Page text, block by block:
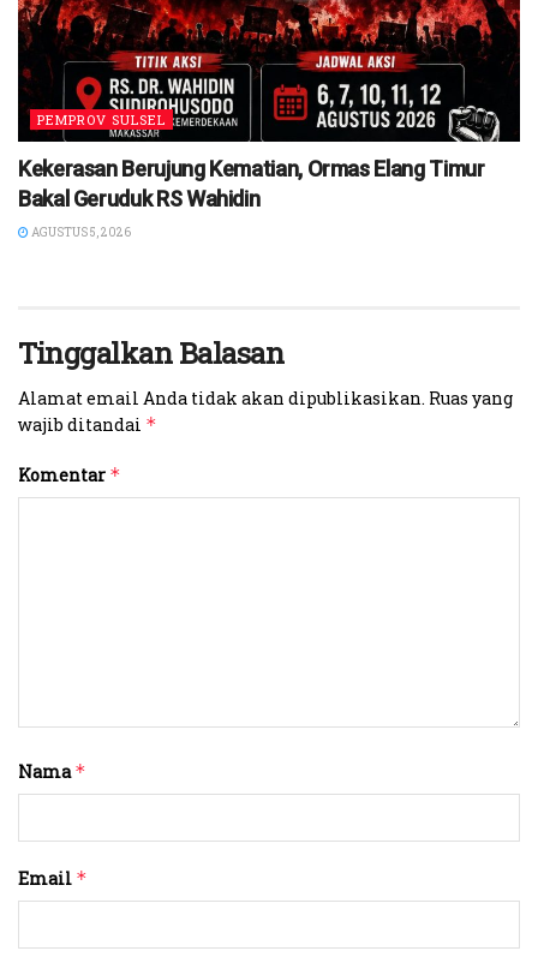
PEMPROV SULSEL
Kekerasan Berujung Kematian, Ormas Elang Timur
Bakal Geruduk RS Wahidin
AGUSTUS 5, 2026
Tinggalkan Balasan
Alamat email Anda tidak akan dipublikasikan. Ruas yang
wajib ditandai *
Komentar *
Nama*
Email *